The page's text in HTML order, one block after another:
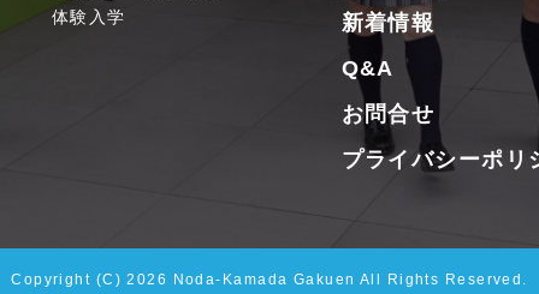
体験入学
新着情報
Q&A
お問合せ
プライバシーポリ
Copyright (C) 2026 Noda-Kamada Gakuen All Rights Reserved.